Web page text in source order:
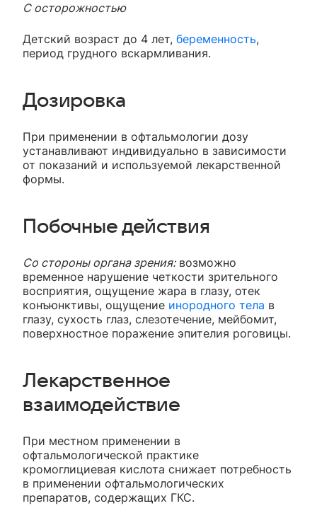
С осторожностью
Детский возраст до 4 лет, беременность,
период грудного вскармливания.
Дозировка
При применении в офтальмологии дозу
устанавливают индивидуально в зависимости
от показаний и используемой лекарственной
формы.
Побочные действия
Со стороны органа зрения:возможно
временное нарушение четкости зрительного
восприятия, ощущение жара в глазу, отек
конъюнктивы, ощущение инородного тела в
глазу, сухость глаз, слезотечение, мейбомит,
поверхностное поражение эпителия роговицы.
Лекарственное
взаимодействие
При местном применении в
офтальмологической практике
кромоглициевая кислота снижает потребность
в применении офтальмологических
препаратов, содержащих ГКС.